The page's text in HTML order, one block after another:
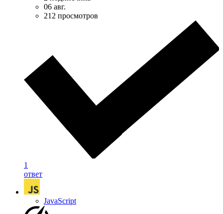
06 авг.
212 просмотров
1
ответ
JavaScript